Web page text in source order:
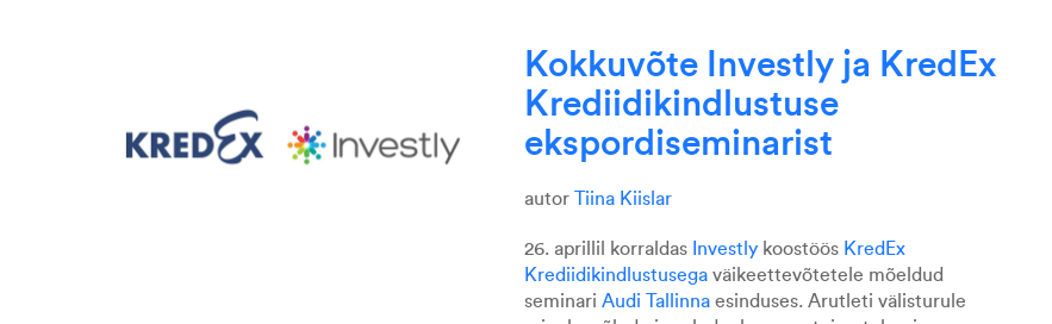
Kokkuvõte Investly ja KredEx
Krediidikindlustuse
ekspordiseminarist
autor Tiina Kiislar
26. aprillil korraldas Investlykoostöös KredEx
Krediidikindlustusegaväikeettevõtetele mõeldud
seminari Audi Tallinnaesinduses. Arutleti välisturule